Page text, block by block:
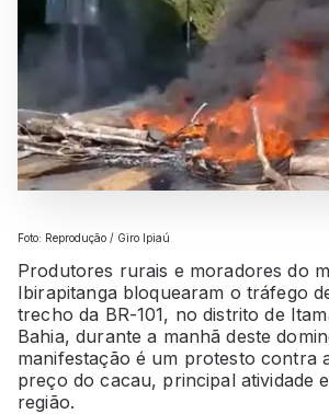
Foto: Reprodução / Giro Ipiaú
Produtores rurais e moradores do
Ibirapitanga bloquearam o tráfego
trecho da BR-101, no distrito de
Bahia, durante a manhã deste
manifestação é um protesto contra
preço do cacau, principal atividade
região.